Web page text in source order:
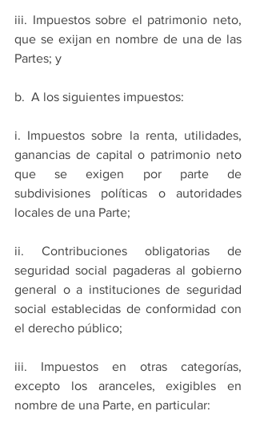
iii. Impuestos sobre el patrimonio neto,
que se exijan en nombre de una de las
Partes; y
b.  A los siguientes impuestos:
i. Impuestos sobre la renta, utilidades,
ganancias de capital o patrimonio neto
que se exigen por parte de
subdivisiones políticas o autoridades
locales de una Parte;
ii. Contribuciones obligatorias de
seguridad social pagaderas al gobierno
general o a instituciones de seguridad
social establecidas de conformidad con
el derecho público;
iii. Impuestos en otras categorías,
excepto los aranceles, exigibles en
nombre de una Parte, en particular: